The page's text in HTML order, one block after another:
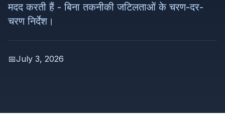
मदद करती हैं - बिना तकनीकी जटिलताओं के चरण-दर-
चरण निर्देश।
📅July 3, 2026